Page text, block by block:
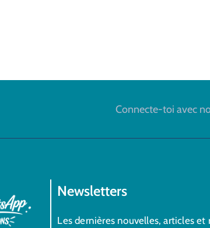
Connecte-toi avec
Newsletters
Les dernières nouvelles, articles et